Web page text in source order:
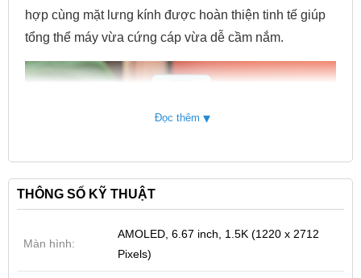
hợp cùng mặt lưng kính được hoàn thiện tinh tế giúp
tổng thể máy vừa cứng cáp vừa dễ cầm nắm.
Điểm nhấn trên mặt lưng chính là cụm camera tròn lớn
– một thiết kế mang hơi hướng cao cấp tương tự các
Đọc thêm ▾
THÔNG SỐ KỸ THUẬT
Màn hình:
AMOLED, 6.67 inch, 1.5K (1220 x 2712
Pixels)